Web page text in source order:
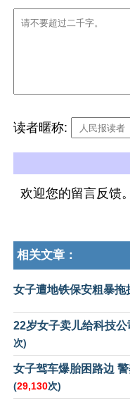
读者暱称:
欢迎您的留言反馈。
相关文章：
女子遭地铁保安粗暴拖
22岁女子卖儿给科技公
次)
女子驾车爆胎困路边
(29,130次)